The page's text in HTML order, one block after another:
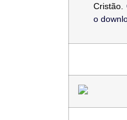
Cristão.
o